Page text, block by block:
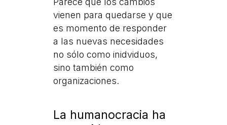
vienen para quedarse y que
es momento de responder
a las nuevas necesidades
no sólo como inidviduos,
sino también como
organizaciones.
La humanocracia ha